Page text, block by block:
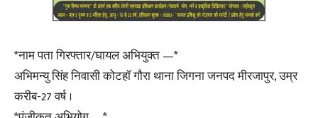
*नाम पता गिरफ्तार/घायल अभियुक्त —*
अभिमन्यु सिंह निवासी कोटहॉ गौरा थाना जिगना जनपद मीरजापुर, उम्र
करीब-27 वर्ष ।